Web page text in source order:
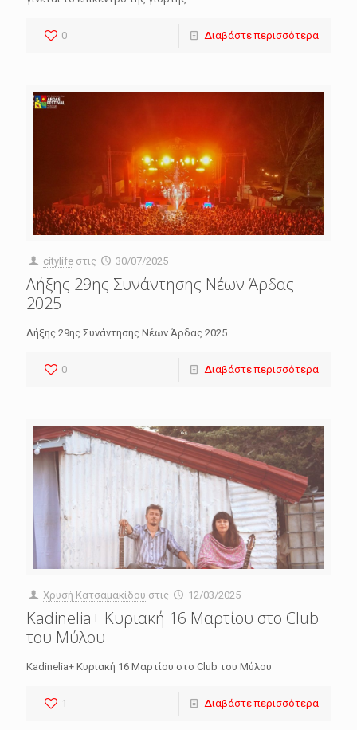
0 Διαβάστε περισσότερα
citylife στις 30/07/2025
Λήξης 29ης Συνάντησης Νέων Άρδας
2025
Λήξης 29ης Συνάντησης Νέων Άρδας 2025
0 Διαβάστε περισσότερα
Χρυσή Κατσαμακίδου στις 12/03/2025
Kadinelia+ Κυριακή 16 Μαρτίου στο Club
του Μύλου
Kadinelia+ Κυριακή 16 Μαρτίου στο Club του Μύλου
1 Διαβάστε περισσότερα